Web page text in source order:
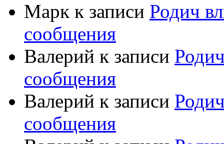
Марк к записи Родич
сообщения
Валерий к записи
сообщения
Валерий к записи
сообщения